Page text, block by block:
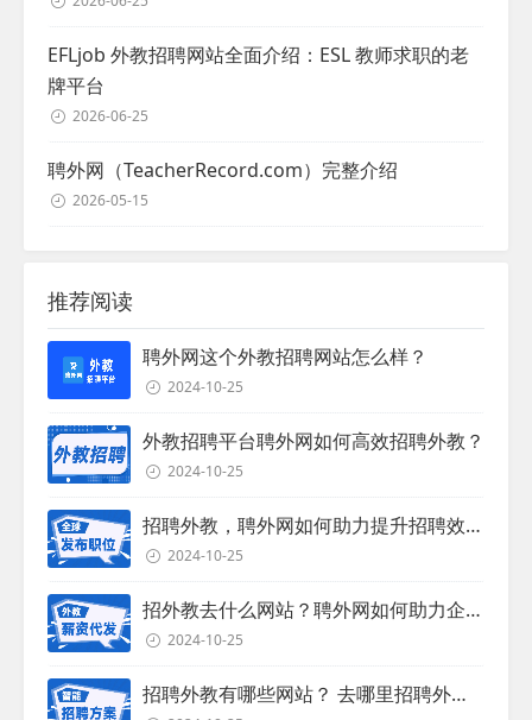
EFLjob 外教招聘网站全面介绍：ESL 教师求职的老
牌平台
2026-06-25
聘外网（TeacherRecord.com）完整介绍
2026-05-15
推荐阅读
聘外网这个外教招聘网站怎么样？
2024-10-25
外教招聘平台聘外网如何高效招聘外教？
2024-10-25
招聘外教，聘外网如何助力提升招聘效率？
2024-10-25
招外教去什么网站？聘外网如何助力企业外教招聘
2024-10-25
招聘外教有哪些网站？ 去哪里招聘外教？